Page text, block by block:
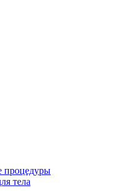
процедуры
тела